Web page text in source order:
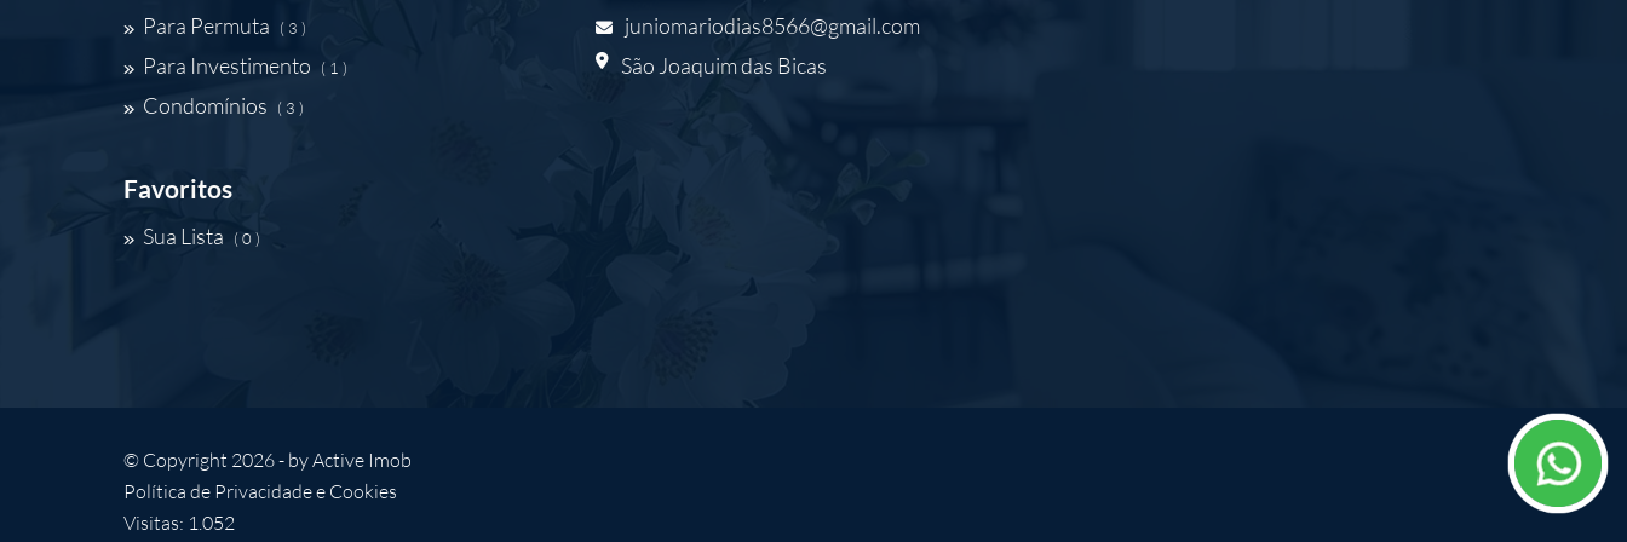
Para Permuta ( 3 )
Para Investimento ( 1 )
Condomínios ( 3 )
Favoritos
Sua Lista ( 0 )
juniomariodias8566@gmail.com
São Joaquim das Bicas
© Copyright 2026 - byActive Imob
Política de Privacidade e Cookies
Visitas: 1.052